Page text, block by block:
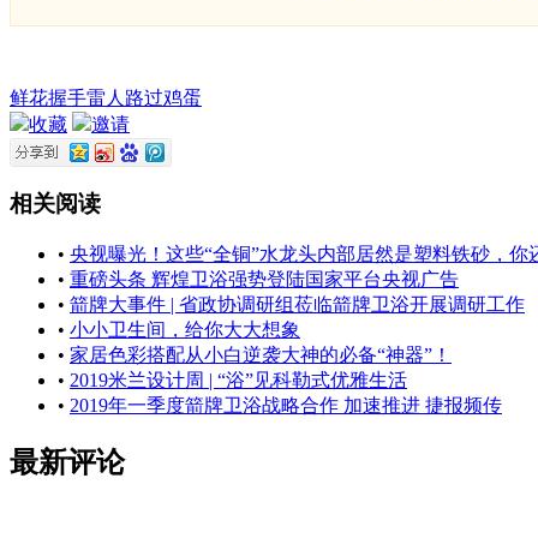
鲜花握手雷人 路过鸡蛋
收藏
邀请
相关阅读
• 央视曝光！这些“全铜”水龙头内部居然是塑料铁砂，你
• 重磅头条 辉煌卫浴强势登陆国家平台央视广告
• 箭牌大事件 | 省政协调研组莅临箭牌卫浴开展调研工作
• 小小卫生间，给你大大想象
• 家居色彩搭配从小白逆袭大神的必备“神器”！
• 2019米兰设计周 | “浴”见科勒式优雅生活
• 2019年一季度箭牌卫浴战略合作 加速推进 捷报频传
最新评论